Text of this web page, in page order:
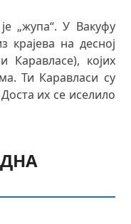
„жупа“. У Вакуфу
крајева на десној
Каравласе), којих
Ти Каравласи су
их се иселило